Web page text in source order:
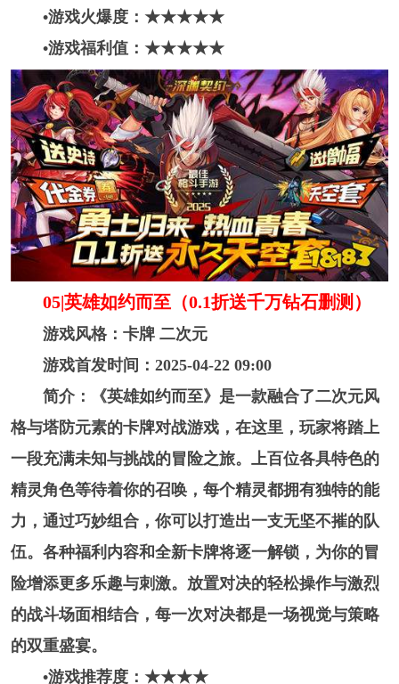
•游戏火爆度：★★★★★
•游戏福利值：★★★★★
05|英雄如约而至（0.1折送千万钻石删测）
游戏风格：卡牌 二次元
游戏首发时间：2025-04-22 09:00
简介：《英雄如约而至》是一款融合了二次元风
格与塔防元素的卡牌对战游戏，在这里，玩家将踏上
一段充满未知与挑战的冒险之旅。上百位各具特色的
精灵角色等待着你的召唤，每个精灵都拥有独特的能
力，通过巧妙组合，你可以打造出一支无坚不摧的队
伍。各种福利内容和全新卡牌将逐一解锁，为你的冒
险增添更多乐趣与刺激。放置对决的轻松操作与激烈
的战斗场面相结合，每一次对决都是一场视觉与策略
的双重盛宴。
•游戏推荐度：★★★★